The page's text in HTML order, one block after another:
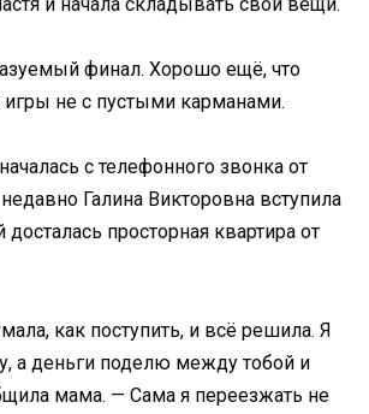
финал. Хорошо ещё, что
не с пустыми карманами.
с телефонного звонка от
Галина Викторовна вступила
досталась просторная квартира от
как поступить, и всё решила. Я
а деньги поделю между тобой и
мама. — Сама я переезжать не